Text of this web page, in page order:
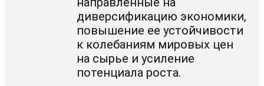
диверсификацию экономики,
повышение ее устойчивости
к колебаниям мировых цен
на сырье и усиление
потенциала роста.